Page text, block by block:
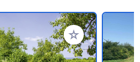
Aggiungi ai tuoi